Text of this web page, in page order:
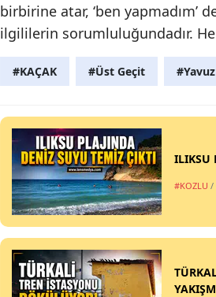
birbirine atar, ‘ben yapmadım’
ilgililerin sorumluluğundadır.
#KAÇAK #Üst Geçit
ILIKSU
#KOZLU /